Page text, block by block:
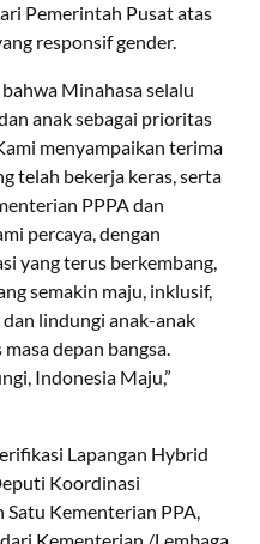
Pemerintah Pusat atas
responsif gender.
Minahasa selalu
anak sebagai prioritas
menyampaikan terima
telah bekerja keras, serta
PPPA dan
percaya, dengan
yang terus berkembang,
semakin maju, inklusif,
lindungi anak-anak
depan bangsa.
Indonesia Maju,”
Lapangan Hybrid
Koordinasi
Kementerian PPA,